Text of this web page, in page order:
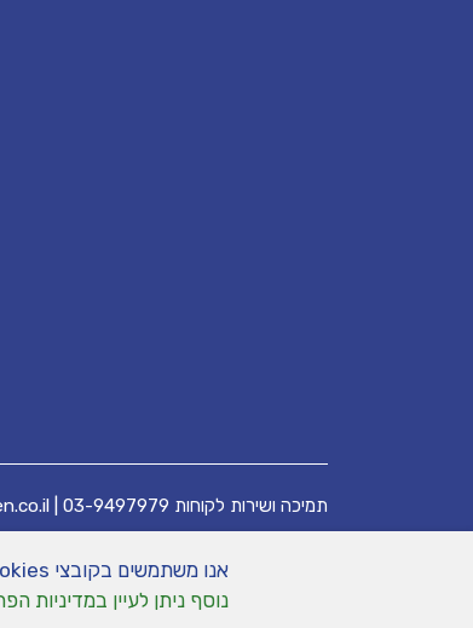
תמיכה ושירות לקוחות | 03-9497979
אנו משתמשים בקובצי Cookies כדי לשפר את חוויית הגלישה שלך באתר. המשך שימוש באתר מהווה הסכמה לשימוש זה.
נוסף ניתן לעיין במדיניות